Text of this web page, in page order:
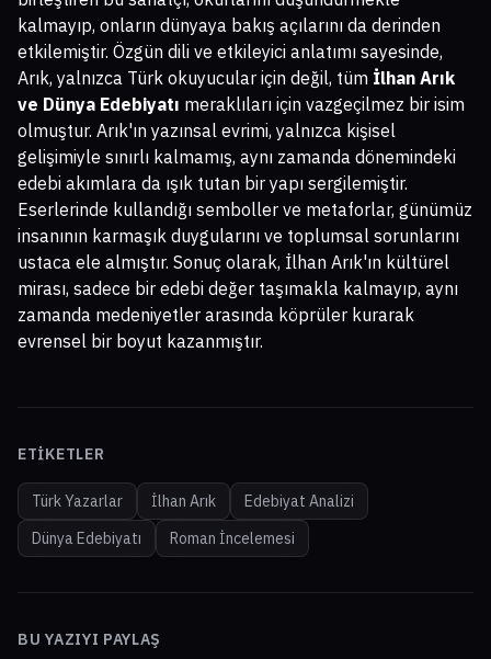
kalmayıp, onların dünyaya bakış açılarını da derinden
etkilemiştir. Özgün dili ve etkileyici anlatımı sayesinde,
Arık, yalnızca Türk okuyucular için değil, tüm İlhan Arık
ve Dünya Edebiyatı meraklıları için vazgeçilmez bir isim
olmuştur. Arık'ın yazınsal evrimi, yalnızca kişisel
gelişimiyle sınırlı kalmamış, aynı zamanda dönemindeki
edebi akımlara da ışık tutan bir yapı sergilemiştir.
Eserlerinde kullandığı semboller ve metaforlar, günümüz
insanının karmaşık duygularını ve toplumsal sorunlarını
ustaca ele almıştır. Sonuç olarak, İlhan Arık'ın kültürel
mirası, sadece bir edebi değer taşımakla kalmayıp, aynı
zamanda medeniyetler arasında köprüler kurarak
evrensel bir boyut kazanmıştır.
ETIKETLER
Türk Yazarlar İlhan Arık
Edebiyat Analizi
Dünya Edebiyatı
Roman İncelemesi
BU YAZIYI PAYLAŞ